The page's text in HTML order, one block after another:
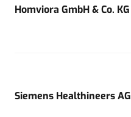
Homviora GmbH & Co. KG
Siemens Healthineers AG